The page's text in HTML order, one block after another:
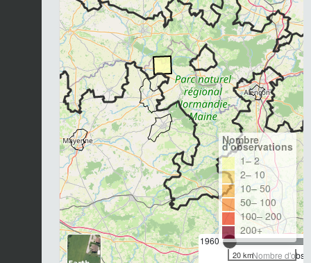
1960
Nombre
Nombre
d'observations
1– 2
2– 10
10– 50
50– 100
100– 200
200+
20 km